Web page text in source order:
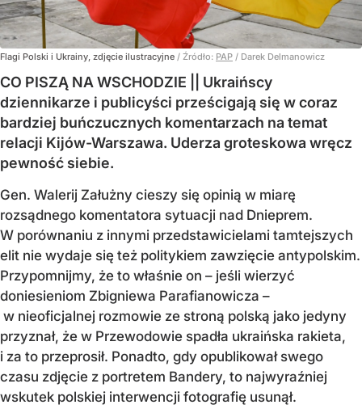
Flagi Polski i Ukrainy, zdjęcie ilustracyjne / Źródło: PAP / Darek Delmanowicz
CO PISZĄ NA WSCHODZIE || Ukraińscy
dziennikarze i publicyści prześcigają się w coraz
bardziej buńczucznych komentarzach na temat
relacji Kijów-Warszawa. Uderza groteskowa wręcz
pewność siebie.
Gen. Walerij Załużny cieszy się opinią w miarę
rozsądnego komentatora sytuacji nad Dnieprem.
W porównaniu z innymi przedstawicielami tamtejszych
elit nie wydaje się też politykiem zawzięcie antypolskim.
Przypomnijmy, że to właśnie on – jeśli wierzyć
doniesieniom Zbigniewa Parafianowicza –
w nieoficjalnej rozmowie ze stroną polską jako jedyny
przyznał, że w Przewodowie spadła ukraińska rakieta,
i za to przeprosił. Ponadto, gdy opublikował swego
czasu zdjęcie z portretem Bandery, to najwyraźniej
wskutek polskiej interwencji fotografię usunął.